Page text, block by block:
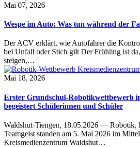
Mai 07, 2026
Wespe im Auto: Was tun während der
Der ACV erklärt, wie Autofahrer die
bei Unfall oder Stich gilt Der Frühling ist
steigen,…
Mai 18, 2026
Erster Grundschul-Robotikwettbewerb
begeistert Schülerinnen und Schüler
Waldshut-Tiengen, 18.05.2026 — Robotik,
Teamgeist standen am 5. Mai 2026 im
Kreismedienzentrum Waldshut…